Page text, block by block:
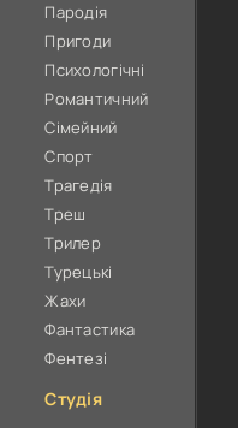
Пародія
Пригоди
Психологічні
Романтичний
Сімейний
Спорт
Трагедія
Треш
Трилер
Турецькі
Жахи
Фантастика
Фентезі
Студія